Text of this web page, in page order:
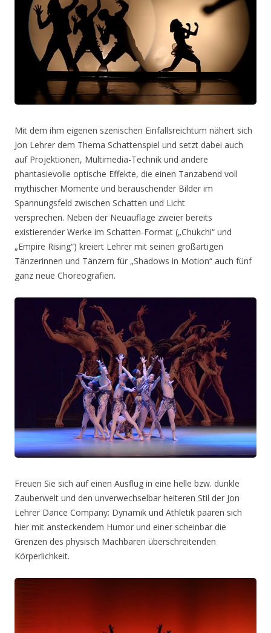
Mit dem ihm eigenen szenischen Einfallsreichtum nähert sich
Jon Lehrer dem Thema Schattenspiel und setzt dabei auch
auf Projektionen, Multimedia-Technik und andere
phantasievolle optische Effekte, die einen Tanzabend voll
mythischer Momente und berauschender Bilder im
Spannungsfeld zwischen Schatten und Licht
versprechen. Neben der Neuauflage zweier bereits
existierender Werke im Schatten-Format („Chukchi“ und
„Empire Rising“) kreiert Lehrer mit seinen großartigen
Tänzerinnen und Tänzern für „Shadows in Motion“ auch fünf
ganz neue Choreografien.
Freuen Sie sich auf einen Ausflug in eine helle bzw. dunkle
Zauberwelt und den unverwechselbar heiteren Stil der Jon
Lehrer Dance Company: Dynamik und Athletik paaren sich
hier mit ansteckendem Humor und einer scheinbar die
Grenzen des physisch Machbaren überschreitenden
Körperlichkeit.